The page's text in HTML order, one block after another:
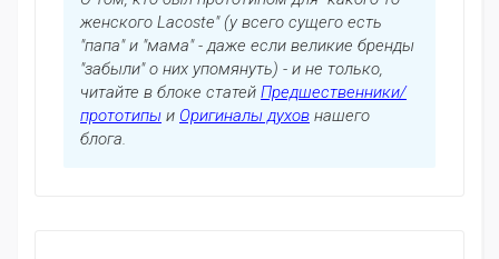
женского Lacoste" (у всего сущего есть
"папа" и "мама" - даже если великие бренды
"забыли" о них упомянуть) - и не только,
читайте в блоке статей Предшественники/
прототипы и Оригиналы духов нашего
блога.